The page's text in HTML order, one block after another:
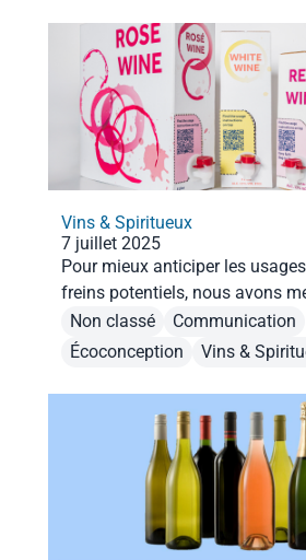
Vins & Spiritueux
7 juillet 2025
Pour mieux anticiper les
freins potentiels, nous avons
Opinion Way une étude auprès
consommateurs.
Non classé
Communication
Écoconception
Vins &